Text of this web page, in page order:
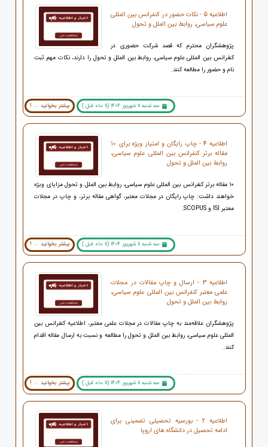
اطلاعیه 5 - نکات حضور در کنفرانس بین المللی
علوم سیاسی، روابط بین الملل و تحول
پژوهشگران محترم که قصد شرکت حضوری در
کنفرانس بین المللی علوم سیاسی، روابط بین الملل و تحول را دارند، نکات مهم ثبت
نام و حضور را مطالعه کنند.
سه شنبه 11 شهریور 1404 (11 ماه قبل ) بیشتر بخوانید ... !
اطلاعیه 4 - چاپ رایگان و امتیاز ویژه برای 10
مقاله برتر کنفرانس بین المللی علوم سیاسی،
روابط بین الملل و تحول
۱۰ مقاله برتر کنفرانس بین المللی علوم سیاسی، روابط بین الملل و تحول مزایای ویژه
خواهند داشت: چاپ رایگان در مجلات معتبر، گواهی مقاله برتر، و چاپ در مجلات
معتبر ISI و SCOPUS.
سه شنبه 11 شهریور 1404 (11 ماه قبل ) بیشتر بخوانید ... !
اطلاعیه 3 - ارسال و چاپ مقالات در مجلات
علمی معتبر کنفرانس بین المللی علوم سیاسی،
روابط بین الملل و تحول
پژوهشگران علاقه‌مند به چاپ مقالات در مجلات علمی معتبر، اطلاعیه کنفرانس بین
المللی علوم سیاسی، روابط بین الملل و تحول را مطالعه و نسبت به ارسال مقاله اقدام
کنند.
سه شنبه 11 شهریور 1404 (11 ماه قبل ) بیشتر بخوانید ... !
اطلاعیه 2 - بورسیه تحصیلی تضمینی برای
ادامه تحصیل در دانشگاه های اروپا